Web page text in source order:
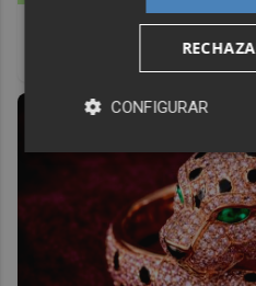
Viaja sin visado
Los pasaportes que más
CONFIGURAR